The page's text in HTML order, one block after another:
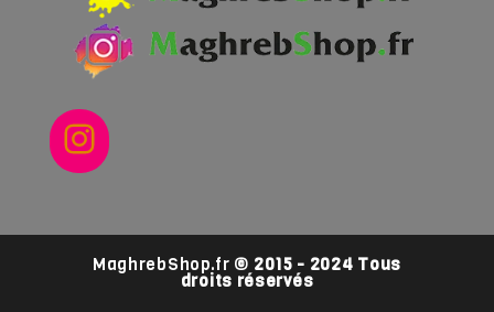
Instagram
MaghrebShop.fr © 2015 - 2024 Tous
droits réservés